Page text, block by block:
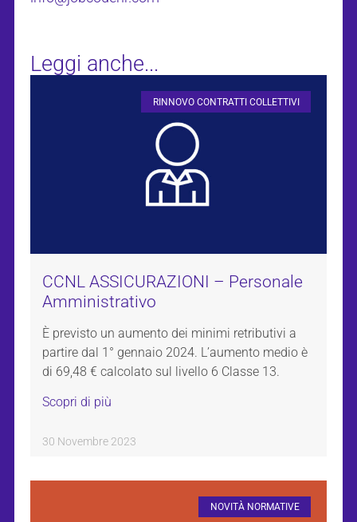
Leggi anche...
RINNOVO CONTRATTI COLLETTIVI
CCNL ASSICURAZIONI – Personale
Amministrativo
È previsto un aumento dei minimi retributivi a
partire dal 1° gennaio 2024. L’aumento medio è
di 69,48 € calcolato sul livello 6 Classe 13.
Scopri di più
30 Novembre 2023
NOVITÀ NORMATIVE